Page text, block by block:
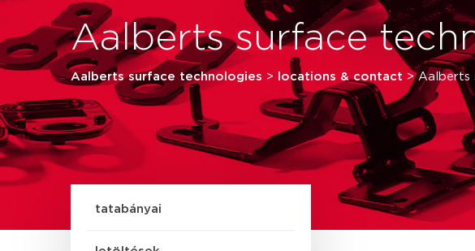
Aalberts surface
Aalberts surface technologies > locations & contact >Aalberts
tatabányai